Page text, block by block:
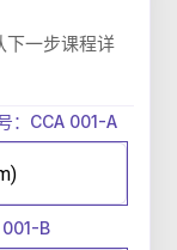
：CCA 001-A
001-B